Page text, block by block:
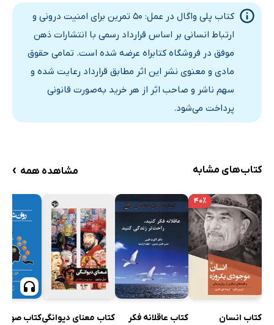
تمرین کوتاه
تمرین کوتاه
تمرین کوتاه
فصل سوم: تنظیم متقابل
مهندسی شده برای ارتباط
ارتباط‌های از دست‌رفته
دوباره ارتباط برقرار کردن
تفاوت‌های خودکار بدن بین انزوا و خلوت چیست؟
تمرین کوتاه
خلاصه بخش اول
بخش دوم: مسیر‌یابی در مسیرهای خودکار عصبی: رویکرد
پایه‌ای
مروری بر چارچوب پایه‌ای
ایجاد ارتباطات پایدار (Connect)
کتاب پلی واگال در عمل: 50 تمرین برای امنیت درونی و
ارتباط انسانی بر اساس قرارداد رسمی با انتشارات ذهن
موفق در فروشگاه کتابراه عرضه شده است. تمامی حقوق
مادی و معنوی نشر این اثر مطابق قرارداد رعایت شده و
سهم ناشر و صاحب اثر از هر خرید به‌صورت قانونی
پرداخت می‌شود.
کتاب‌های مشابه مشاهده همه ›
۴۰٪
کتاب انسان
کتاب عاقلانه فکر
کتاب معنای دیوانگیکتاب صوتی